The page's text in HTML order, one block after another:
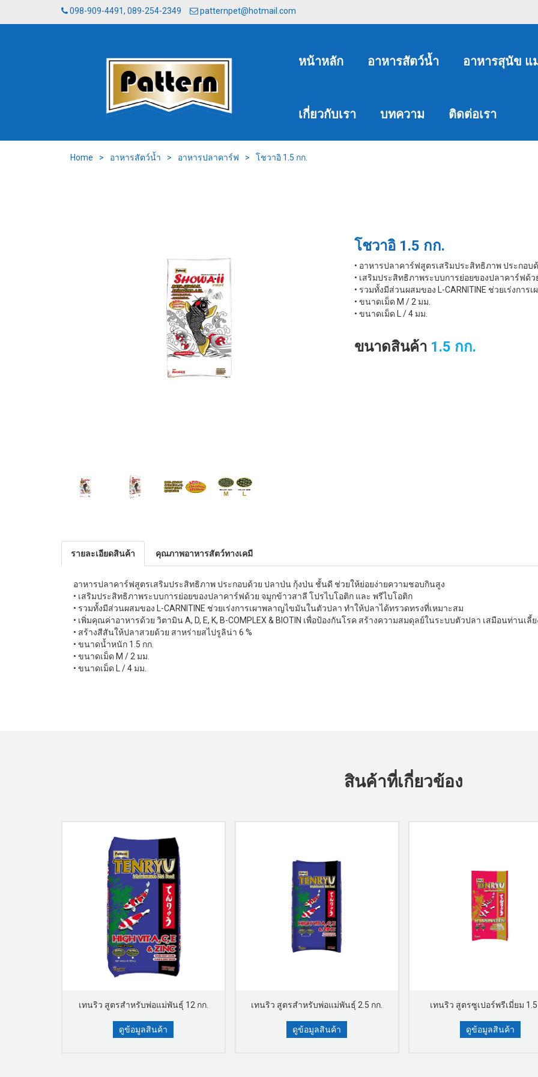
098-909-4491, 089-254-2349 patternpet@hotmail.com
หน้าหลัก อาหารสัตว์น้ำ อาหารสุนัข แ
เกี่ยวกับเรา บทความ ติดต่อเรา
Home > อาหารสัตว์น้ำ > อาหารปลาคาร์ฟ > โชวาอิ 1.5 กก.
โชวาอิ 1.5 กก.
• อาหารปลาคาร์ฟสูตรเสริมประสิทธิภาพ ประกอ
• เสริมประสิทธิภาพระบบการย่อยของปลาคาร์ฟด้
• รวมทั้งมีส่วนผสมของ L-CARNITINE ช่วยเร่งก
• ขนาดเม็ด M / 2 มม.
• ขนาดเม็ด L / 4 มม.
ขนาดสินค้า 1.5 กก.
รายละเอียดสินค้า คุณภาพอาหารสัตว์ทางเคมี
อาหารปลาคาร์ฟสูตรเสริมประสิทธิภาพ ประกอบด้วย ปลาป่น กุ้งป่น ชั้นดี ช่วยให้ย่อยง่ายความชอบกินสูง
• เสริมประสิทธิภาพระบบการย่อยของปลาคาร์ฟด้วย จมูกข้าวสาลี โปรไบโอติก และ พรีไบโอติก
• รวมทั้งมีส่วนผสมของ L-CARNITINE ช่วยเร่งการเผาพลาญไขมันในตัวปลา ทำให้ปลาได้ทรวดทรงที่เหมาะสม
• เพิ่มคุณค่าอาหารด้วย วิตามิน A, D, E, K, B-COMPLEX & BIOTIN เพื่อป้องกันโรค สร้างความสมดุลย์ในระบบตัวปลา เสมือนท่านเ
• สร้างสีสันให้ปลาสวยด้วย สาหร่ายสไปรูลิน่า 6 %
• ขนาดน้ำหนัก 1.5 กก.
• ขนาดเม็ด M / 2 มม.
• ขนาดเม็ด L / 4 มม.
สินค้าที่เกี่ยวข้อง
เทนริว สูตรสำหรับพ่อแม่พันธุ์ 12 กก.
ดูข้อมูลสินค้า
เทนริว สูตรสำหรับพ่อแม่พันธุ์ 2.5 กก.
ดูข้อมูลสินค้า
เทนริว สูตรซูเปอร์พรีเมี่ยม 1.5
ดูข้อมูลสินค้า